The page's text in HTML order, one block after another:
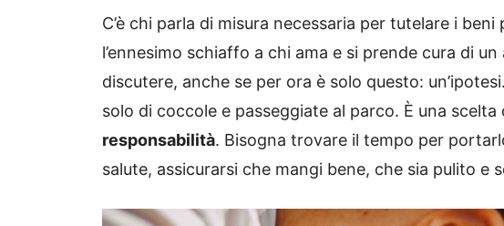
C’è chi parla di misura necessaria per tutelare i
l’ennesimo schiaffo a chi ama e si prende cura di
discutere, anche se per ora è solo questo:
solo di coccole e passeggiate al parco. È una scelta
responsabilità. Bisogna trovare il tempo per
salute, assicurarsi che mangi bene, che sia pulito e